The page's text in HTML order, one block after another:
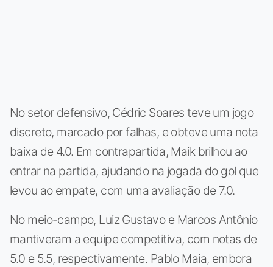
No setor defensivo, Cédric Soares teve um jogo
discreto, marcado por falhas, e obteve uma nota
baixa de 4.0. Em contrapartida, Maik brilhou ao
entrar na partida, ajudando na jogada do gol que
levou ao empate, com uma avaliação de 7.0.
No meio-campo, Luiz Gustavo e Marcos Antônio
mantiveram a equipe competitiva, com notas de
5.0 e 5.5, respectivamente. Pablo Maia, embora